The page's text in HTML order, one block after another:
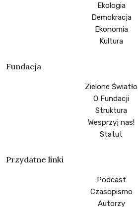
Ekologia
Demokracja
Ekonomia
Kultura
Fundacja
Zielone Światło
O Fundacji
Struktura
Wesprzyj nas!
Statut
Przydatne linki
Podcast
Czasopismo
Autorzy